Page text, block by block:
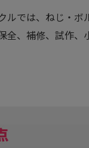
ルでは、ねじ・ボ
全、補修、試作、